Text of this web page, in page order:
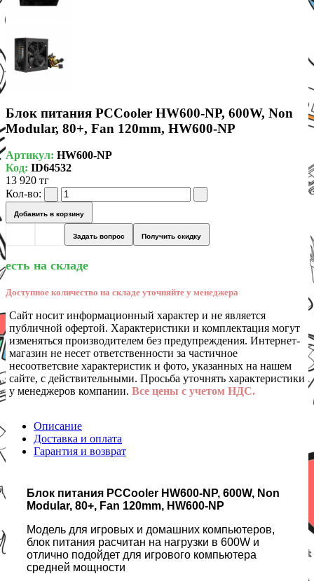
Блок питания PCCooler HW600-NP, 600W, Non
Modular, 80+, Fan 120mm, HW600-NP
Артикул: HW600-NP
Код: ID64532
13 920 тг
Кол-во:
Добавить в корзину
Задать вопрос Получить скидку
есть на складе
Доступное количество на складе уточняйте у менеджера
Сайт носит информационный характер и не является
публичной офертой. Характеристики и комплектация могут
изменяться производителем без предупреждения. Интернет-
магазин не несет ответственности за частичное
несоответсвие характеристик и фото, указанных на нашем
сайте, с действительными. Просьба уточнять характеристики
у менеджеров компании. Все цены с учетом НДС.
Описание
Доставка и оплата
Гарантия и возврат
Блок питания PCCooler HW600-NP, 600W, Non
Modular, 80+, Fan 120mm, HW600-NP
Модель для игровых и домашних компьютеров,
блок питания расчитан на нагрузки в 600W и
отлично подойдет для игрового компьютера
средней мощности